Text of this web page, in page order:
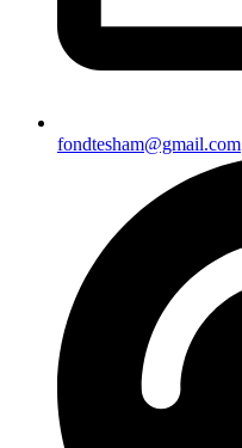
fondtesham@gmail.com